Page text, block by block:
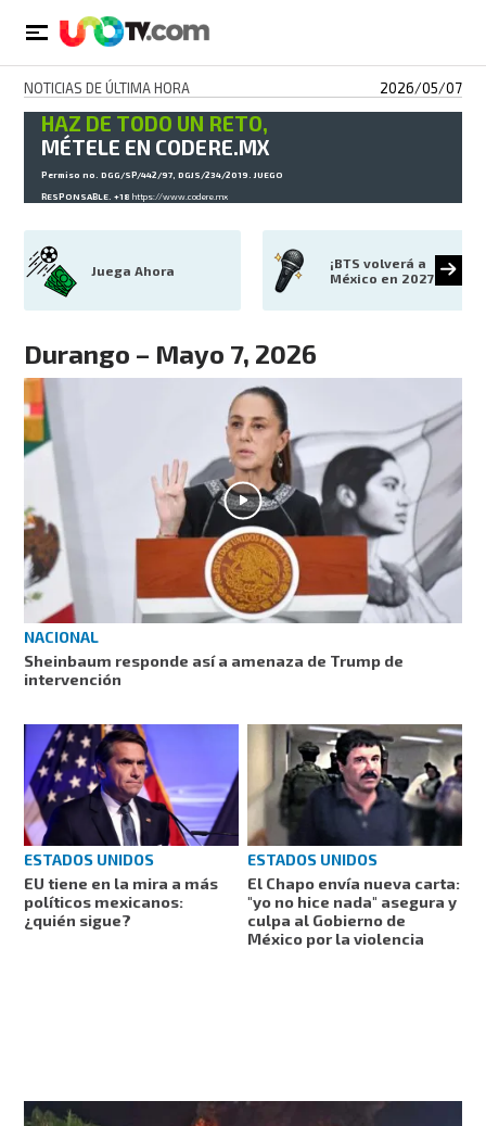
NOTICIAS DE ÚLTIMA HORA 2026/05/07
HAZ DE TODO UN RETO,
MÉTELE EN CODERE.MX
Permiso no. DGG/SP/442/97, DGJS/234/2019. JUEGO
RESPONSABLE. +18https://www.codere.mx
Juega Ahora
¡BTS volverá a
México en 2027!
Durango – Mayo 7, 2026
NACIONAL
Sheinbaum responde así a amenaza de Trump de
intervención
ESTADOS UNIDOS
EU tiene en la mira a más
políticos mexicanos:
¿quién sigue?
ESTADOS UNIDOS
El Chapo envía nueva carta:
"yo no hice nada" asegura y
culpa al Gobierno de
México por la violencia